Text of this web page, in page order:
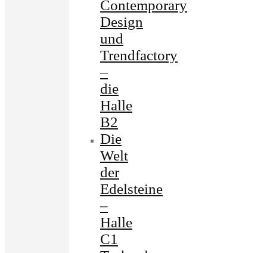
Contemporary
Design
und
Trendfactory
–
die
Halle
B2
Die
Welt
der
Edelsteine
–
Halle
C1